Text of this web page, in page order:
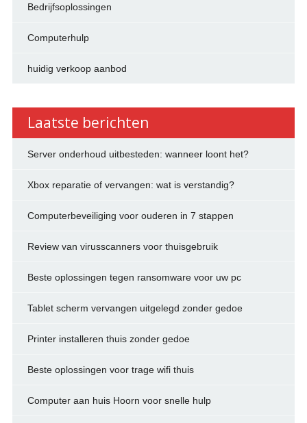
Bedrijfsoplossingen
Computerhulp
huidig verkoop aanbod
Laatste berichten
Server onderhoud uitbesteden: wanneer loont het?
Xbox reparatie of vervangen: wat is verstandig?
Computerbeveiliging voor ouderen in 7 stappen
Review van virusscanners voor thuisgebruik
Beste oplossingen tegen ransomware voor uw pc
Tablet scherm vervangen uitgelegd zonder gedoe
Printer installeren thuis zonder gedoe
Beste oplossingen voor trage wifi thuis
Computer aan huis Hoorn voor snelle hulp